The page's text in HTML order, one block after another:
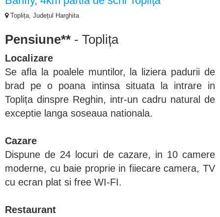
Toplița, Județul Harghita
Pensiune** - Toplița
Localizare
Se afla la poalele muntilor, la liziera padurii de
brad pe o poana intinsa situata la intrare in
Toplița dinspre Reghin, intr-un cadru natural de
exceptie langa soseaua nationala.
Cazare
Dispune de 24 locuri de cazare, in 10 camere
moderne, cu baie proprie in fiiecare camera, TV
cu ecran plat si free WI-FI.
Restaurant